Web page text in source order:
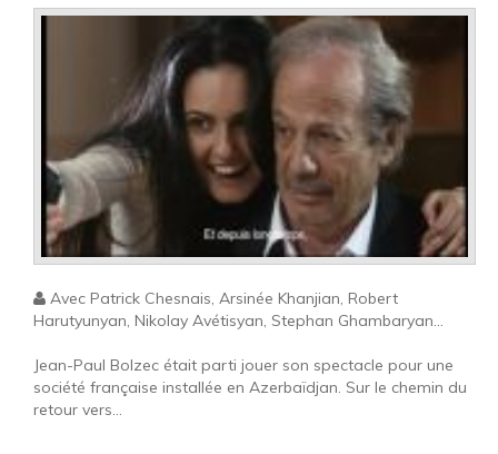
Avec Patrick Chesnais, Arsinée Khanjian, Robert
Harutyunyan, Nikolay Avétisyan, Stephan Ghambaryan...
Jean-Paul Bolzec était parti jouer son spectacle pour une
société française installée en Azerbaïdjan. Sur le chemin du
retour vers...